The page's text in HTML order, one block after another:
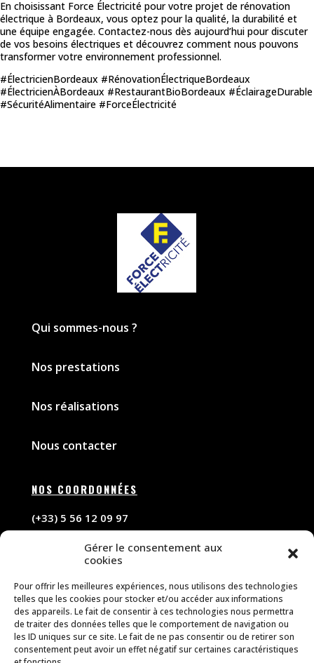
Gérer le consentement aux
cookies
Pour offrir les meilleures expériences, nous utilisons des technologies
telles que les cookies pour stocker et/ou accéder aux informations
des appareils. Le fait de consentir à ces technologies nous permettra
de traiter des données telles que le comportement de navigation ou
les ID uniques sur ce site. Le fait de ne pas consentir ou de retirer son
consentement peut avoir un effet négatif sur certaines caractéristiques
En choisissant Force Électricité pour votre projet de rénovation
électrique à Bordeaux, vous optez pour la qualité, la durabilité et
une équipe engagée. Contactez-nous dès aujourd’hui pour discuter
de vos besoins électriques et découvrez comment nous pouvons
transformer votre environnement professionnel.
#ÉlectricienBordeaux #RénovationÉlectriqueBordeaux
#ÉlectricienÀBordeaux #RestaurantBioBordeaux #ÉclairageDurable
#SécuritéAlimentaire #ForceÉlectricité
Qui sommes-nous ?
Nos prestations
Nos réalisations
Nous contacter
NOS COORDONNÉES
(+33) 5 56 12 09 97
contact@forceelectricite.com
NOS HORAIRES D’OUVERTURE
De 9h à 18h
du lundi au vendredi